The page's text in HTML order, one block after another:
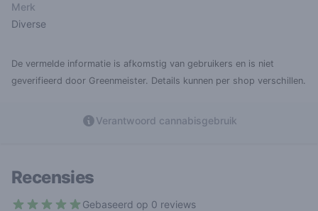
Merk
Diverse
De vermelde informatie is afkomstig van gebruikers en is niet
geverifieerd door Greenmeister. Details kunnen per shop verschillen.
Verantwoord cannabisgebruik
Recensies
Gebaseerd op 0 reviews